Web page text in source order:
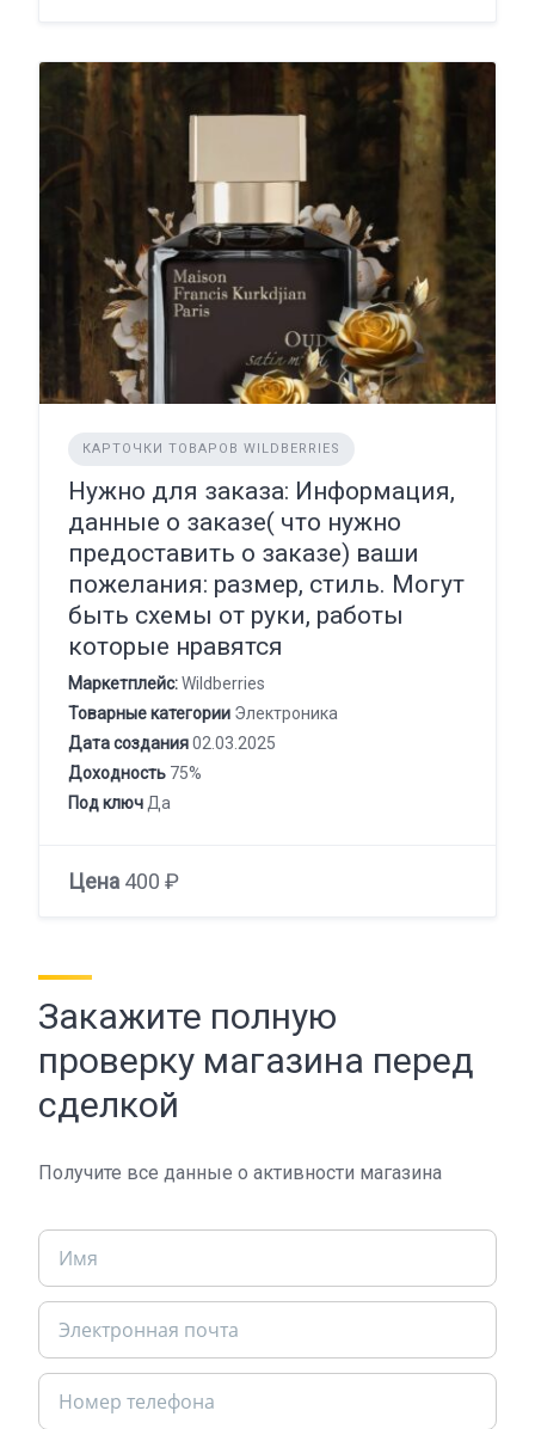
КАРТОЧКИ ТОВАРОВ WILDBERRIES
Нужно для заказа: Информация,
данные о заказе( что нужно
предоставить о заказе) ваши
пожелания: размер, стиль. Могут
быть схемы от руки, работы
которые нравятся
Маркетплейс:Wildberries
Товарные категории Электроника
Дата создания02.03.2025
Доходность 75%
Под ключ Да
Цена 400 ₽
Закажите полную
проверку магазина перед
сделкой
Получите все данные о активности магазина